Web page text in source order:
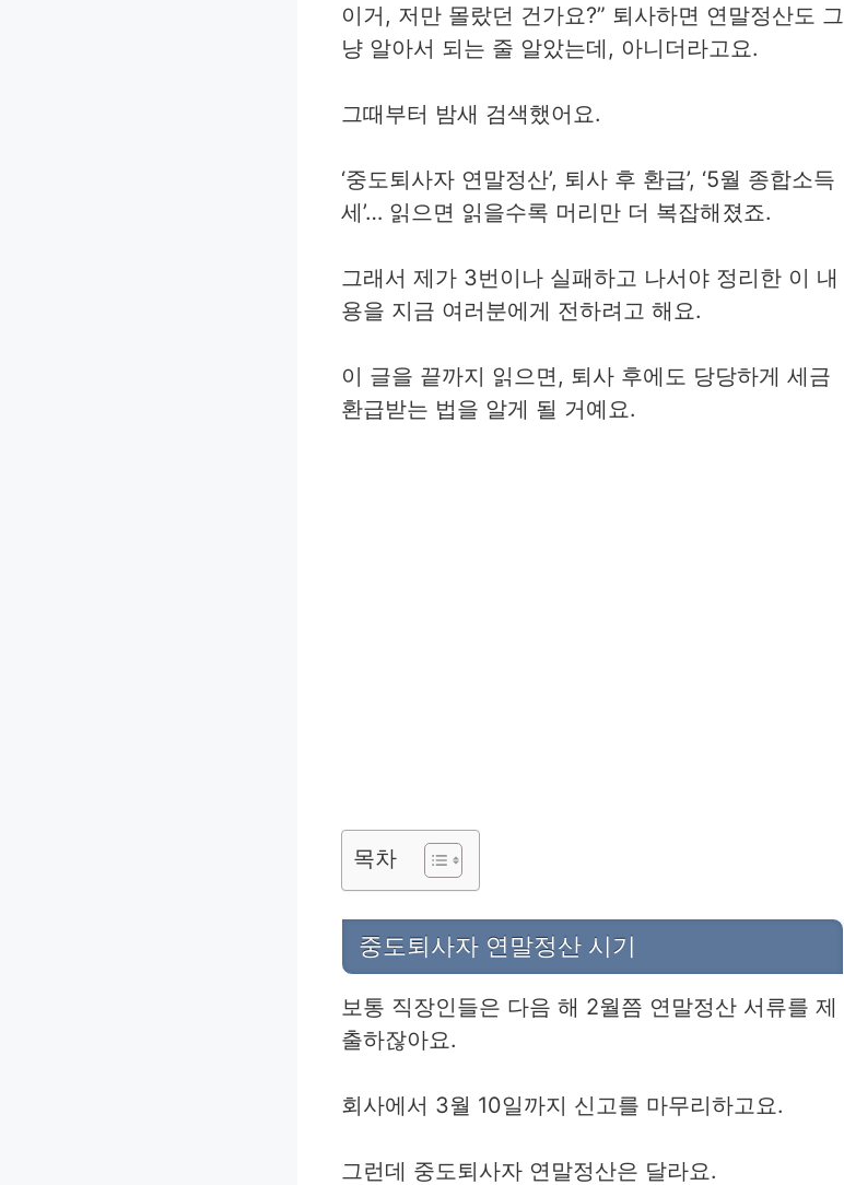
이거, 저만 몰랐던 건가요?” 퇴사하면 연말정산도 그
냥 알아서 되는 줄 알았는데, 아니더라고요.
그때부터 밤새 검색했어요.
‘중도퇴사자 연말정산’, 퇴사 후 환급’, ‘5월 종합소득
세’… 읽으면 읽을수록 머리만 더 복잡해졌죠.
그래서 제가 3번이나 실패하고 나서야 정리한 이 내
용을 지금 여러분에게 전하려고 해요.
이 글을 끝까지 읽으면, 퇴사 후에도 당당하게 세금
환급받는 법을 알게 될 거예요.
목차
중도퇴사자 연말정산 시기
보통 직장인들은 다음 해 2월쯤 연말정산 서류를 제
출하잖아요.
회사에서 3월 10일까지 신고를 마무리하고요.
그런데 중도퇴사자 연말정산은 달라요.